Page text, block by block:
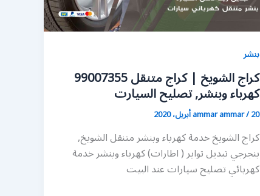
بنشر
كراج الشويخ | كراج متنقل 99007355
كهرباء وبنشر, تصليح السيارت
ammar ammar/20 أبريل، 2020
كراج الشويخ خدمة كهرباء وبنشر متنقل الشويخ,
بنجرجي تبديل تواير ( اطارات) كهرباء وبنشر خدمة
كهربائي تصليح سيارات عند البيت